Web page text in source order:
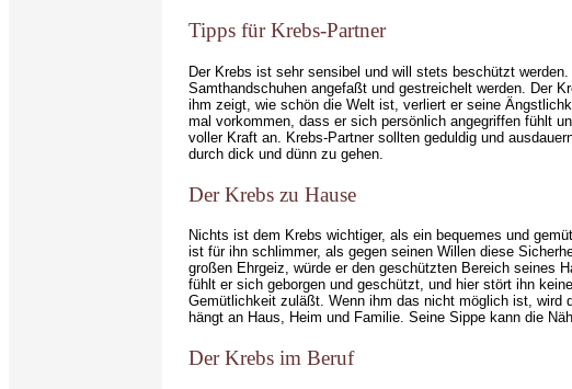
Tipps für Krebs-Partner
Der Krebs ist sehr sensibel und will stets beschützt
Samthandschuhen angefaßt und gestreichelt werden. Der
ihm zeigt, wie schön die Welt ist, verliert er seine
mal vorkommen, dass er sich persönlich angegriffen fühlt
voller Kraft an. Krebs-Partner sollten geduldig und
durch dick und dünn zu gehen.
Der Krebs zu Hause
Nichts ist dem Krebs wichtiger, als ein bequemes und
ist für ihn schlimmer, als gegen seinen Willen diese
großen Ehrgeiz, würde er den geschützten Bereich seines
fühlt er sich geborgen und geschützt, und hier stört ihn
Gemütlichkeit zuläßt. Wenn ihm das nicht möglich ist, wird
hängt an Haus, Heim und Familie. Seine Sippe kann die
Der Krebs im Beruf